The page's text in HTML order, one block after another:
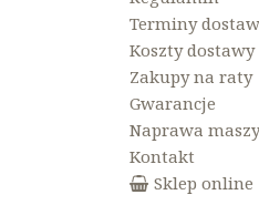
Terminy dostaw
Koszty dostawy
Zakupy na raty
Gwarancje
Naprawa
Kontakt
Sklep online